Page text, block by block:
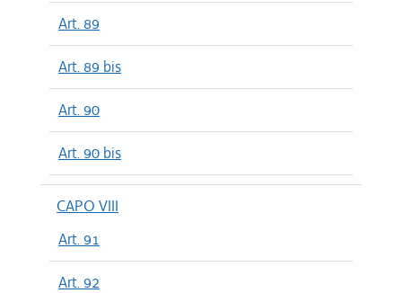
Art. 89
Art. 89 bis
Art. 90
Art. 90 bis
CAPO VIII
Art. 91
Art. 92